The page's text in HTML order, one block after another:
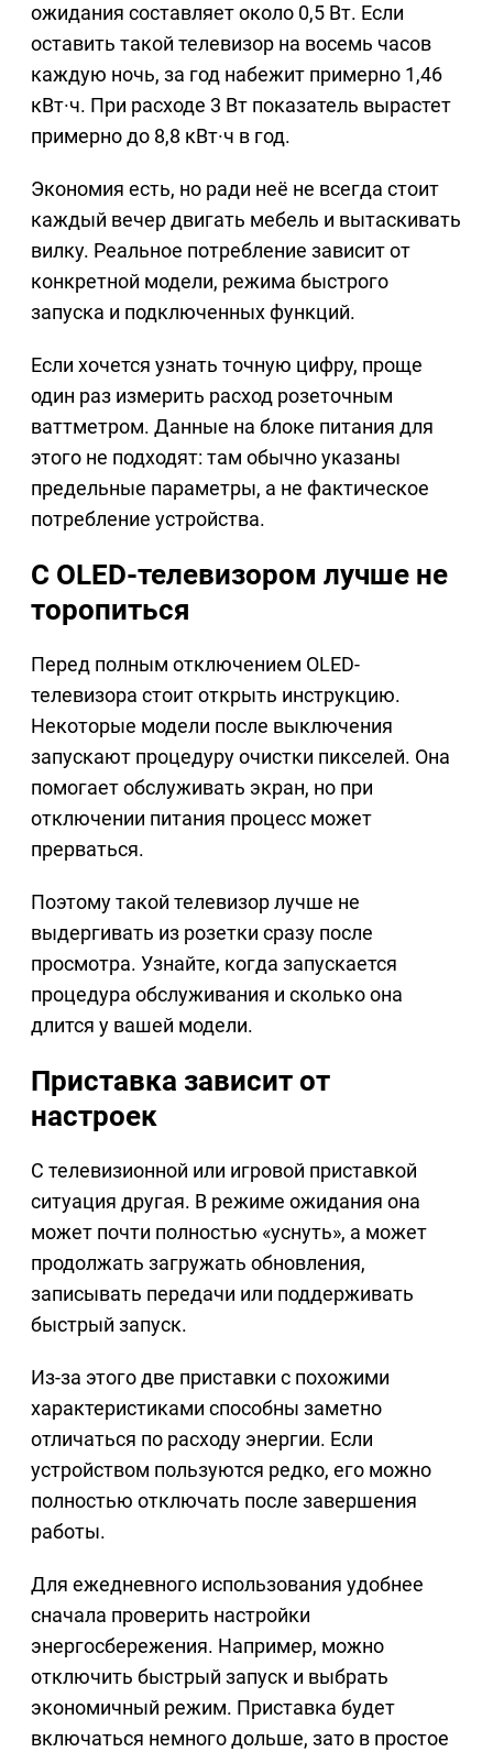
ожидания составляет около 0,5 Вт. Если
оставить такой телевизор на восемь часов
каждую ночь, за год набежит примерно 1,46
кВт·ч. При расходе 3 Вт показатель вырастет
примерно до 8,8 кВт·ч в год.
Экономия есть, но ради неё не всегда стоит
каждый вечер двигать мебель и вытаскивать
вилку. Реальное потребление зависит от
конкретной модели, режима быстрого
запуска и подключенных функций.
Если хочется узнать точную цифру, проще
один раз измерить расход розеточным
ваттметром. Данные на блоке питания для
этого не подходят: там обычно указаны
предельные параметры, а не фактическое
потребление устройства.
С OLED-телевизором лучше не
торопиться
Перед полным отключением OLED-
телевизора стоит открыть инструкцию.
Некоторые модели после выключения
запускают процедуру очистки пикселей. Она
помогает обслуживать экран, но при
отключении питания процесс может
прерваться.
Поэтому такой телевизор лучше не
выдергивать из розетки сразу после
просмотра. Узнайте, когда запускается
процедура обслуживания и сколько она
длится у вашей модели.
Приставка зависит от
настроек
С телевизионной или игровой приставкой
ситуация другая. В режиме ожидания она
может почти полностью «уснуть», а может
продолжать загружать обновления,
записывать передачи или поддерживать
быстрый запуск.
Из-за этого две приставки с похожими
характеристиками способны заметно
отличаться по расходу энергии. Если
устройством пользуются редко, его можно
полностью отключать после завершения
работы.
Для ежедневного использования удобнее
сначала проверить настройки
энергосбережения. Например, можно
отключить быстрый запуск и выбрать
экономичный режим. Приставка будет
включаться немного дольше, зато в простое